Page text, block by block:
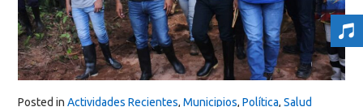
Posted in Actividades Recientes, Municipios, Política, Salud